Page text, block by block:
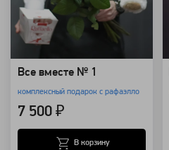
Все вместе № 1
комплексный подарок с рафаэлло
7 500 ₽
В корзину